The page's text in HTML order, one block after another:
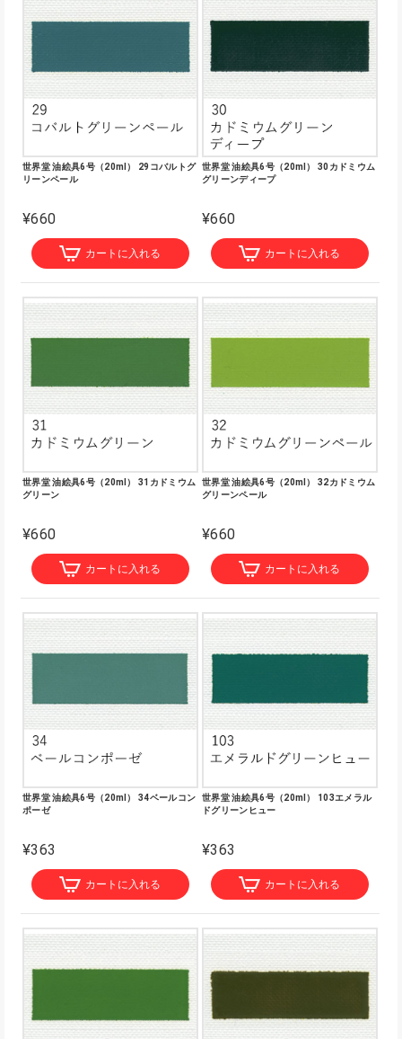
世界堂 油絵具6号（20ml） 29コバルトグ
リーンペール
¥660
カートに入れる
世界堂 油絵具6号（20ml） 30カドミウム
グリーンディープ
¥660
カートに入れる
世界堂 油絵具6号（20ml） 31カドミウム
グリーン
¥660
カートに入れる
世界堂 油絵具6号（20ml） 32カドミウム
グリーンペール
¥660
カートに入れる
世界堂 油絵具6号（20ml） 34ベールコン
ポーゼ
¥363
カートに入れる
世界堂 油絵具6号（20ml） 103エメラル
ドグリーンヒュー
¥363
カートに入れる